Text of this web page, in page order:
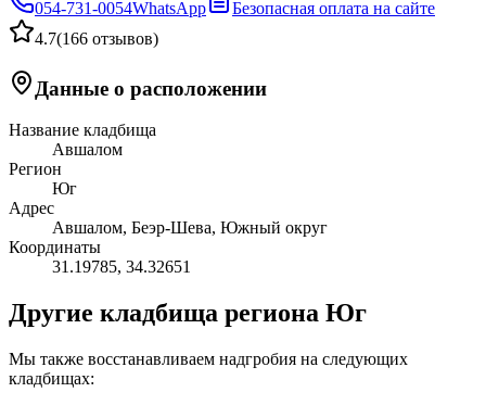
054-731-0054WhatsApp
Безопасная оплата на сайте
4.7(166 отзывов)
Данные о расположении
Название кладбища
Авшалом
Регион
Юг
Адрес
Авшалом, Беэр-Шева, Южный округ
Координаты
31.19785, 34.32651
Другие кладбища региона Юг
Мы также восстанавливаем надгробия на следующих
кладбищах: